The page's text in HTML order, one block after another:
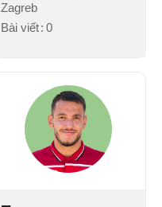
Zagreb
Bài viết 0